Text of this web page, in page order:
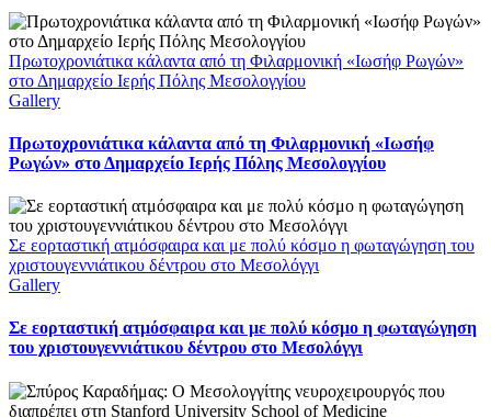
Πρωτοχρονιάτικα κάλαντα από τη Φιλαρμονική «Ιωσήφ Ρωγών»
στο Δημαρχείο Ιερής Πόλης Μεσολογγίου
Gallery
Πρωτοχρονιάτικα κάλαντα από τη Φιλαρμονική «Ιωσήφ
Ρωγών» στο Δημαρχείο Ιερής Πόλης Μεσολογγίου
Σε εορταστική ατμόσφαιρα και με πολύ κόσμο η φωταγώγηση του
χριστουγεννιάτικου δέντρου στο Μεσολόγγι
Gallery
Σε εορταστική ατμόσφαιρα και με πολύ κόσμο η φωταγώγηση
του χριστουγεννιάτικου δέντρου στο Μεσολόγγι